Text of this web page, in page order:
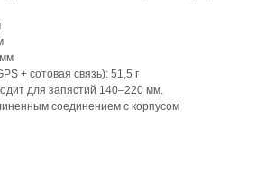
+ сотовая связь): 51,5 г
для запястий 140–220 мм.
соединением с корпусом